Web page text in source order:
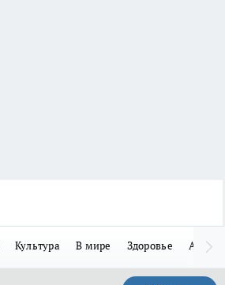
Культура В мире Здоровье Авто